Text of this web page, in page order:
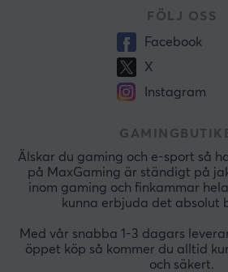
FÖLJ OSS
Facebook
X
Instagram
Älskar du gaming och e-sport så
på MaxGaming är ständigt på
inom gaming och finkammar
kunna erbjuda det absolut
Med vår snabba 1-3 dagars
öppet köp så kommer du alltid
och säkert.